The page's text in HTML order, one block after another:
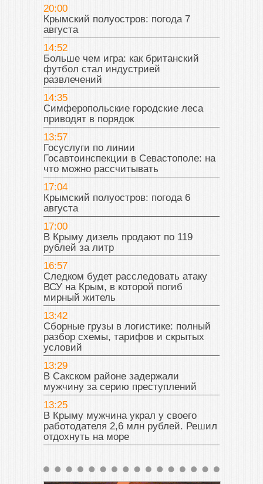
20:00
Крымский полуостров: погода 7
августа
14:52
Больше чем игра: как британский
футбол стал индустрией
развлечений
14:35
Симферопольские городские леса
приводят в порядок
13:57
Госуслуги по линии
Госавтоинспекции в Севастополе: на
что можно рассчитывать
17:04
Крымский полуостров: погода 6
августа
17:00
В Крыму дизель продают по 119
рублей за литр
16:57
Следком будет расследовать атаку
ВСУ на Крым, в которой погиб
мирный житель
13:42
Сборные грузы в логистике: полный
разбор схемы, тарифов и скрытых
условий
13:29
В Сакском районе задержали
мужчину за серию преступлений
13:25
В Крыму мужчина украл у своего
работодателя 2,6 млн рублей. Решил
отдохнуть на море